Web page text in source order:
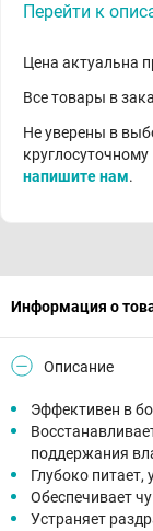
Перейти к
Цена актуальна
Все товары в
Не уверены в
напишите нам.
Информация о
Описание
Эффективен в
поддержания
Глубоко питает,
Обеспечивает
Устраняет